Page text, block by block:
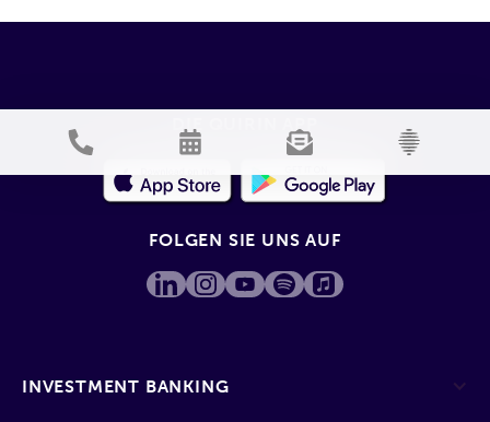
INVESTMENT BANKING
DIE QUIRIN APP
FOLGEN SIE UNS AUF